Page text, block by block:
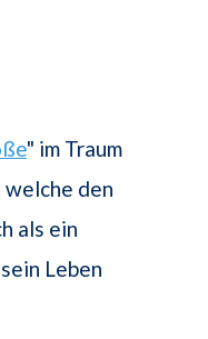
" im Traum
den
als ein
Leben